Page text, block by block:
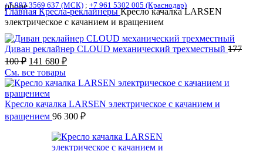
+7 993 3569 637 (МСК) ; +7 961 5302 005 (Краснодар)
ГлавнаяКресла-реклайнерыКресло качалка LARSEN
электрическое с качанием и вращением
Диван реклайнер CLOUD механический трехместный 177
100₽ Первоначальная
цена
составляла
177
100 ₽.
141 680 ₽Текущая
141
См. все товары
Кресло качалка LARSEN электрическое с качанием и
вращением 96 300 ₽